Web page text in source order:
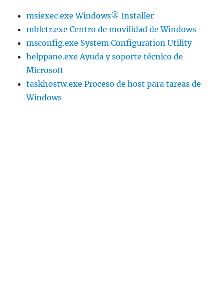
msiexec.exe Windows® Installer
mblctr.exe Centro de movilidad de Windows
msconfig.exe System Configuration Utility
helppane.exe Ayuda y soporte técnico de
Microsoft
taskhostw.exe Proceso de host para tareas de
Windows